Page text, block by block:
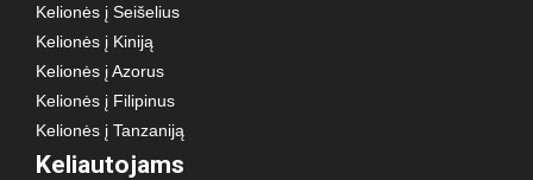
Kelionės į Seišelius
Kelionės į Kiniją
Kelionės į Azorus
Kelionės į Filipinus
Kelionės į Tanzaniją
Keliautojams